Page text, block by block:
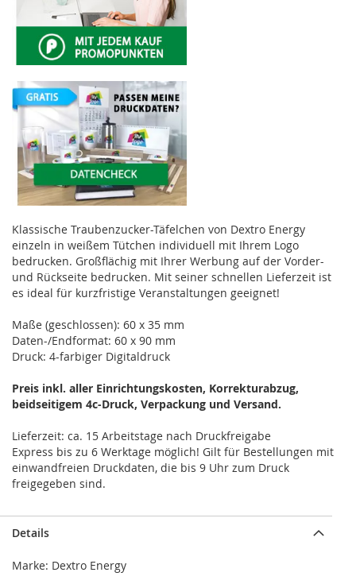
Klassische Traubenzucker-Täfelchen von Dextro Energy
einzeln in weißem Tütchen individuell mit Ihrem Logo
bedrucken. Großflächig mit Ihrer Werbung auf der Vorder-
und Rückseite bedrucken. Mit seiner schnellen Lieferzeit ist
es ideal für kurzfristige Veranstaltungen geeignet!
Maße (geschlossen): 60 x 35 mm
Daten-/Endformat: 60 x 90 mm
Druck: 4-farbiger Digitaldruck
Preis inkl. aller Einrichtungskosten, Korrekturabzug,
beidseitigem 4c-Druck, Verpackung und Versand.
Lieferzeit: ca. 15 Arbeitstage nach Druckfreigabe
Express bis zu 6 Werktage möglich! Gilt für Bestellungen mit
einwandfreien Druckdaten, die bis 9 Uhr zum Druck
freigegeben sind.
Details
Marke: Dextro Energy